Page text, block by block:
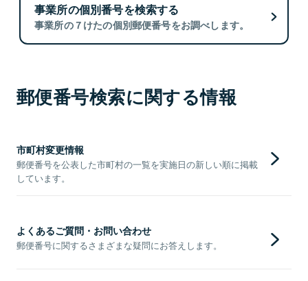
事業所の個別番号を検索する
事業所の７けたの個別郵便番号をお調べします。
郵便番号検索に関する情報
市町村変更情報
郵便番号を公表した市町村の一覧を実施日の新しい順に掲載
しています。
よくあるご質問・お問い合わせ
郵便番号に関するさまざまな疑問にお答えします。